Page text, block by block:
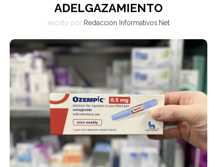
ADELGAZAMIENTO
escrito por Redacción Informativos.Net